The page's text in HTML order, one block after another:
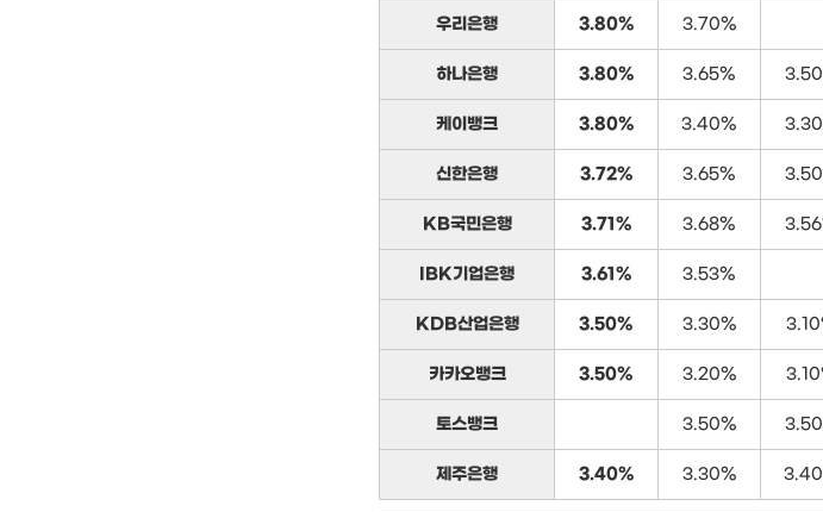
우리은행 3.80% 3.70%
하나은행 3.80% 3.65%
케이뱅크 3.80% 3.40%
신한은행 3.72% 3.65%
KB국민은행 3.71% 3.68%
IBK기업은행 3.61% 3.53%
KDB산업은행 3.50% 3.30%
카카오뱅크 3.50% 3.20%
토스뱅크 3.50%
제주은행 3.40% 3.30%